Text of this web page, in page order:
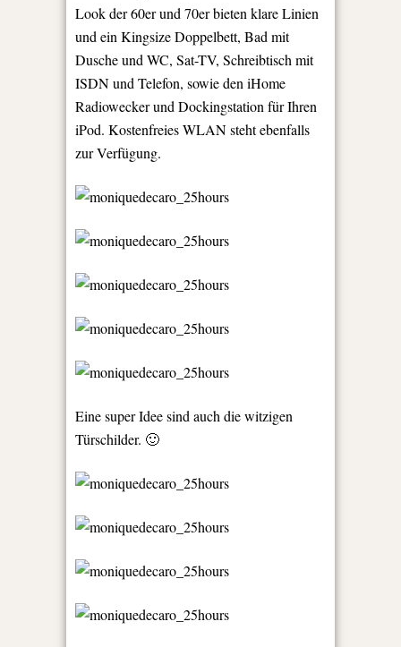
Look der 60er und 70er bieten klare Linien
und ein Kingsize Doppelbett, Bad mit
Dusche und WC, Sat-TV, Schreibtisch mit
ISDN und Telefon, sowie den iHome
Radiowecker und Dockingstation für Ihren
iPod. Kostenfreies WLAN steht ebenfalls
zur Verfügung.
Eine super Idee sind auch die witzigen
Türschilder. 🙂